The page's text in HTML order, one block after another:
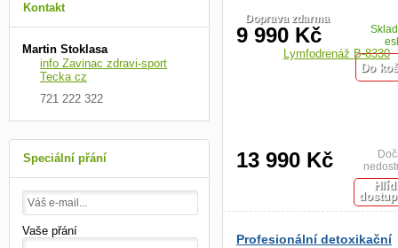
9 990 Kč
Doprava zdarma
13 990 Kč
Profesionální detoxikační
Kontakt
Martin Stoklasa
info Zavinac zdravi-sport
Tecka cz
721 222 322
Speciální přání
Vaše přání